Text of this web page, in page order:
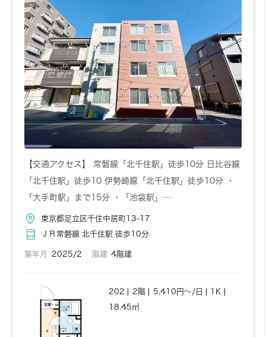
お問い合わせ 詳しく見る
【交通アクセス】 常磐線「北千住駅」徒歩10分 日比谷線
「北千住駅」徒歩10 伊勢崎線「北千住駅」徒歩10分 ・
「大手町駅」まで15分 ・「池袋駅」…
東京都足立区千住中居町13-17
ＪＲ常磐線 北千住駅 徒歩10分
築年月 2025/2 階建 4階建
202 2階 5,410円～/日
1K
18.45㎡